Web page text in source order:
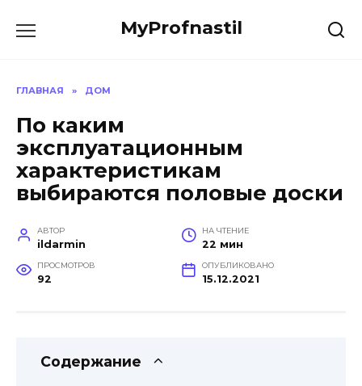
MyProfnastil
ГЛАВНАЯ » ДОМ
По каким
эксплуатационным
характеристикам
выбираются половые доски
АВТОР
ildarmin
НА ЧТЕНИЕ
22 мин
ПРОСМОТРОВ
92
ОПУБЛИКОВАНО
15.12.2021
Содержание